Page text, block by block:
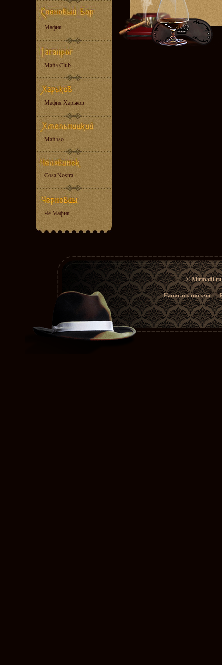
Мафия
Mafia Club
Мафия Харьков
Mafioso
Cosa Nostra
Че Мафия
© Mirmafii.ru
Написать письмо